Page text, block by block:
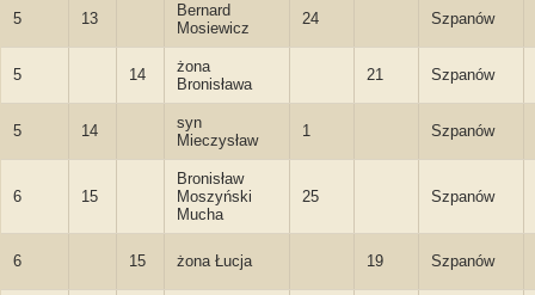
5 13
Bernard
Mosiewicz
24 Szpanów
5 14
żona
Bronisława
21 Szpanów
5 14
syn
Mieczysław
1 Szpanów
6 15
Bronisław
Moszyński
Mucha
25 Szpanów
6 15 żona Łucja 19 Szpanów